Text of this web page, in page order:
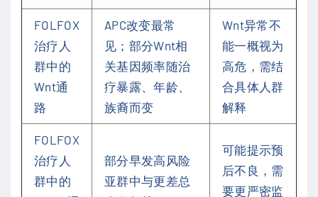
FOLFOX
治疗人
群中的
Wnt通
路
APC改变最常
见；部分Wnt相
关基因频率随治
疗暴露、年龄、
族裔而变
Wnt异常不
能一概视为
高危，需结
合具体人群
解释
FOLFOX
治疗人
群中的
部分早发高风险
亚群中与更差总
可能提示预
后不良，需
要更严密监